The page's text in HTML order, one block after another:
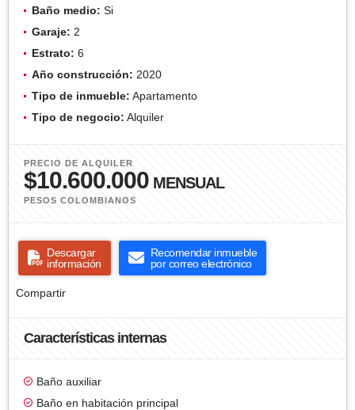
Baño medio: Si
Garaje: 2
Estrato: 6
Año construcción: 2020
Tipo de inmueble: Apartamento
Tipo de negocio: Alquiler
PRECIO DE ALQUILER
$10.600.000 MENSUAL
PESOS COLOMBIANOS
Descargar
información
Recomendar inmueble
por correo electrónico
Compartir
Características internas
Baño auxiliar
Baño en habitación principal